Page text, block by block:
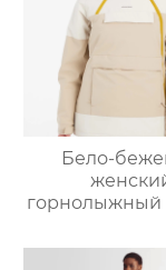
Бело-
горнолыжный